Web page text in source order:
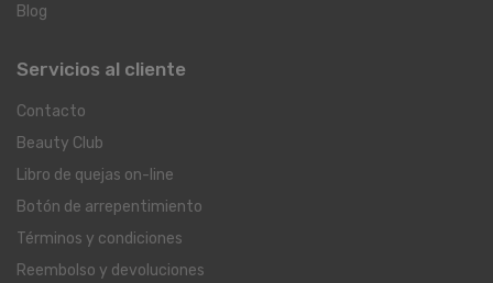
Blog
Servicios al cliente
Contacto
Beauty Club
Libro de quejas on-line
Botón de arrepentimiento
Términos y condiciones
Reembolso y devoluciones